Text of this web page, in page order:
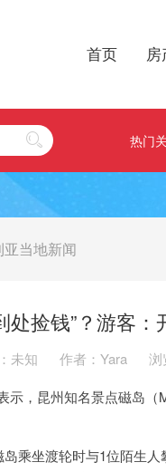
首页
热门
当地新闻
处捡钱”？游客
未知 作者：Yara 浏
示，昆州知名景点磁岛
乘坐渡轮时与1位陌生